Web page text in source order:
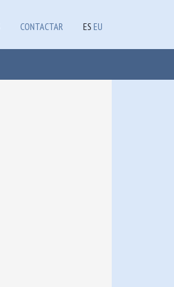
CONTACTAR ES EU